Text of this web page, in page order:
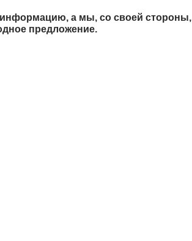
информацию, а мы, со своей стороны,
предложение.